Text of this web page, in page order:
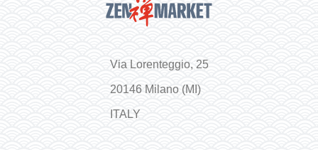
Via Lorenteggio, 25
20146 Milano (MI)
ITALY